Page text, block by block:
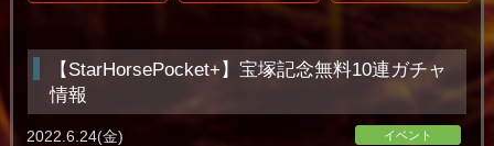
【StarHorsePocket+】宝塚記念無料10連ガチャ
情報
イベント
2022.6.24(金)